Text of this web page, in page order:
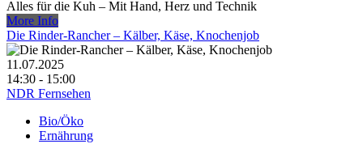
Alles für die Kuh – Mit Hand, Herz und Technik
More Info
Die Rinder-Rancher – Kälber, Käse, Knochenjob
11.07.2025
14:30 - 15:00
NDR Fernsehen
Bio/Öko
Ernährung